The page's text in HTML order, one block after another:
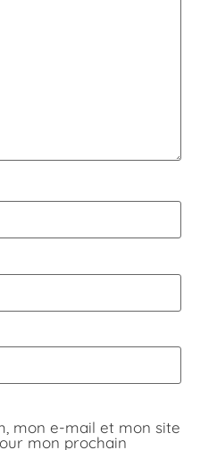
mon e-mail et mon site
mon prochain